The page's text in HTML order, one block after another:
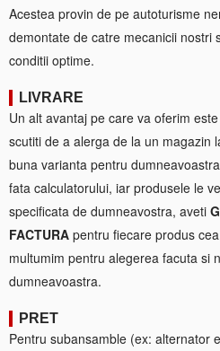
Acestea provin de pe autoturisme
demontate de catre mecanicii nostri
conditii optime.
LIVRARE
Un alt avantaj pe care va oferim
scutiti de a alerga de la un magazin
buna varianta pentru
fata calculatorului, iar produsele le
specificata de dumneavostra, aveti
FACTURA pentru fiecare produs
multumim pentru alegerea facuta si
dumneavoastra.
PRET
Pentru subansamble (ex: alternator